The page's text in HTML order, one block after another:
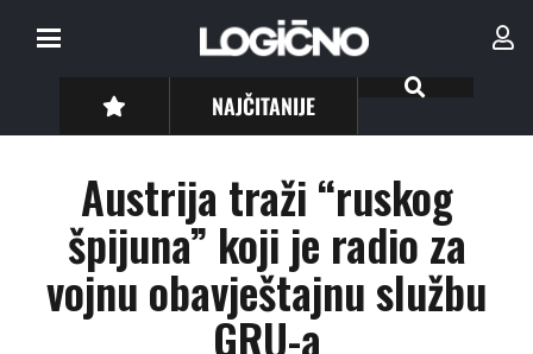
NAJČITANIJE
Austrija traži “ruskog
špijuna” koji je radio za
vojnu obavještajnu službu
GRU-a